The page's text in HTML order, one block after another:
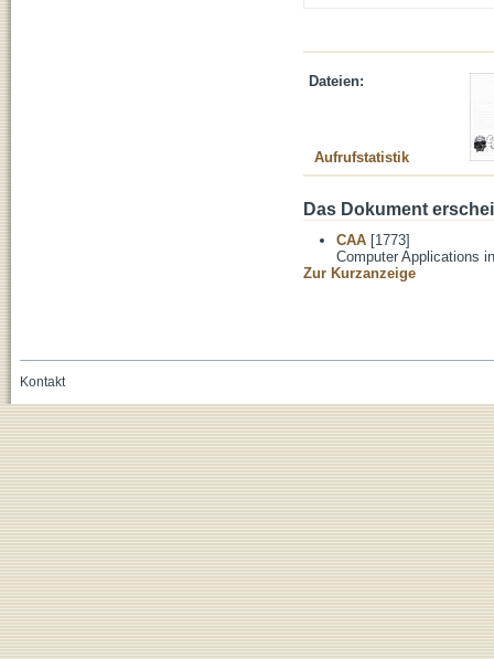
Dateien:
Aufrufstatistik
Das Dokument
CAA [1773]
Computer Applications
Zur Kurzanzeige
Kontakt